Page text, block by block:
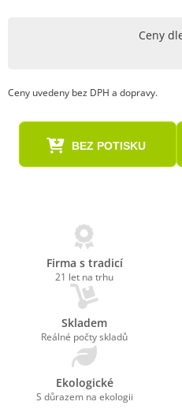
Ceny
Ceny uvedeny bez DPH a dopravy.
BEZ POTISKU
Firma s tradicí
21 let na trhu
Skladem
Reálné počty skladů
Ekologické
S důrazem na ekologii